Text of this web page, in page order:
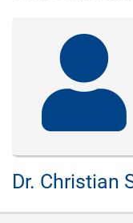
Dr. Christian